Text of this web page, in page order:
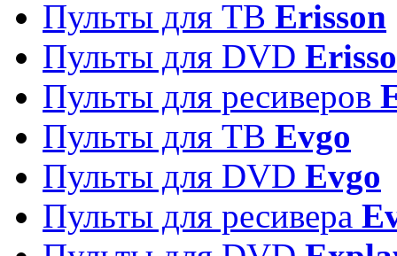
Пульты для ТВ Erisson
Пульты для DVD
Пульты для ресиверов
Пульты для ТВ Evgo
Пульты для DVD Evgo
Пульты для ресивера